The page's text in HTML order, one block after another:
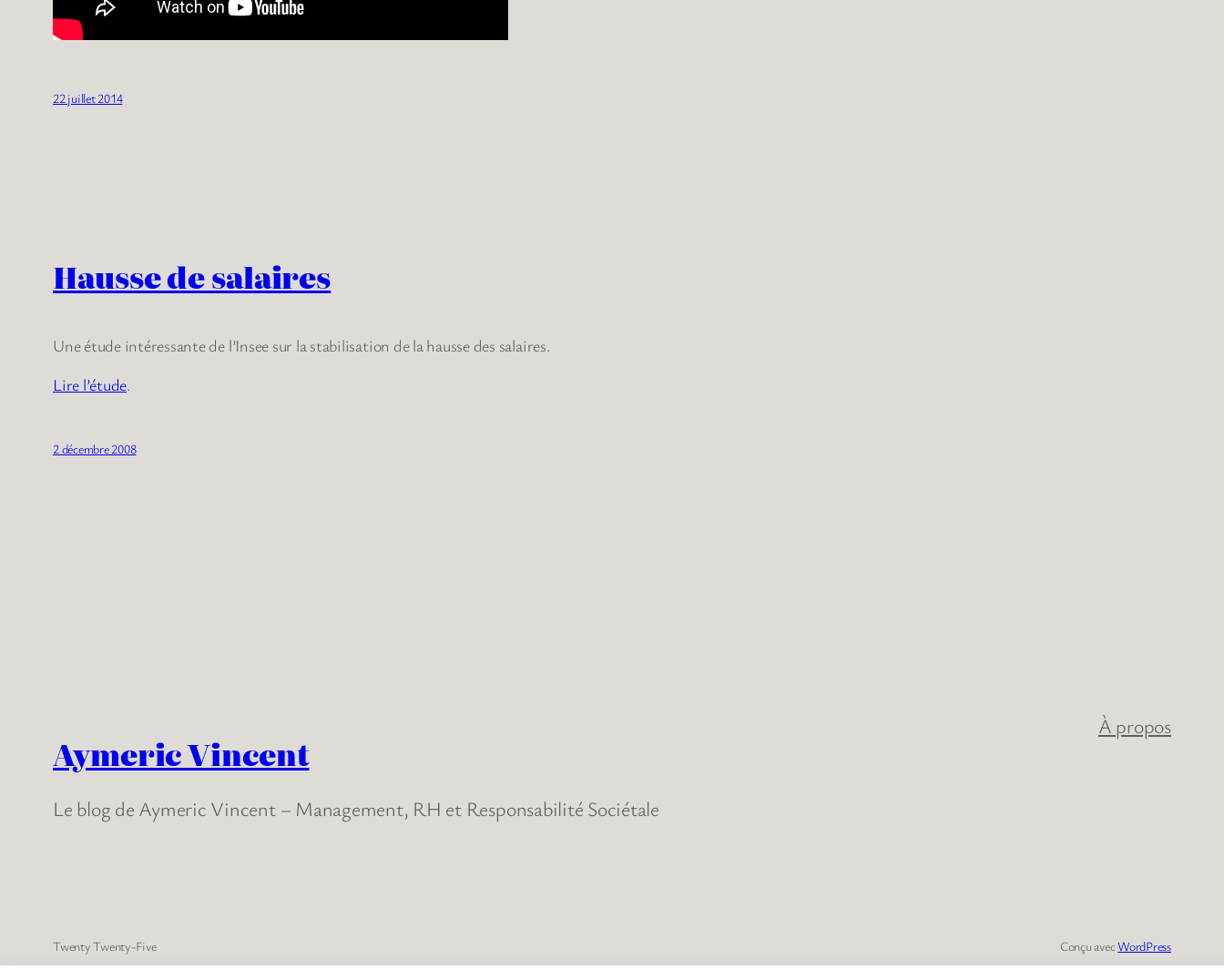
22 juillet 2014
Hausse de salaires
Une étude intéressante de l’Insee sur la stabilisation de la hausse des salaires.
Lire l’étude.
2 décembre 2008
Aymeric Vincent
Le blog de Aymeric Vincent – Management, RH et Responsabilité Sociétale
À propos
Twenty Twenty-Five Conçu avecWordPress